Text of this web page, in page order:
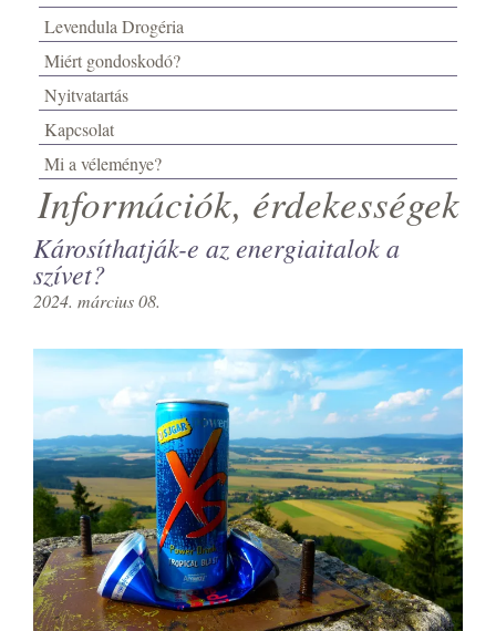
Levendula Drogéria
Miért gondoskodó?
Nyitvatartás
Kapcsolat
Mi a véleménye?
Információk, érdekességek
Károsíthatják-e az energiaitalok a
szívet?
2024. március 08.